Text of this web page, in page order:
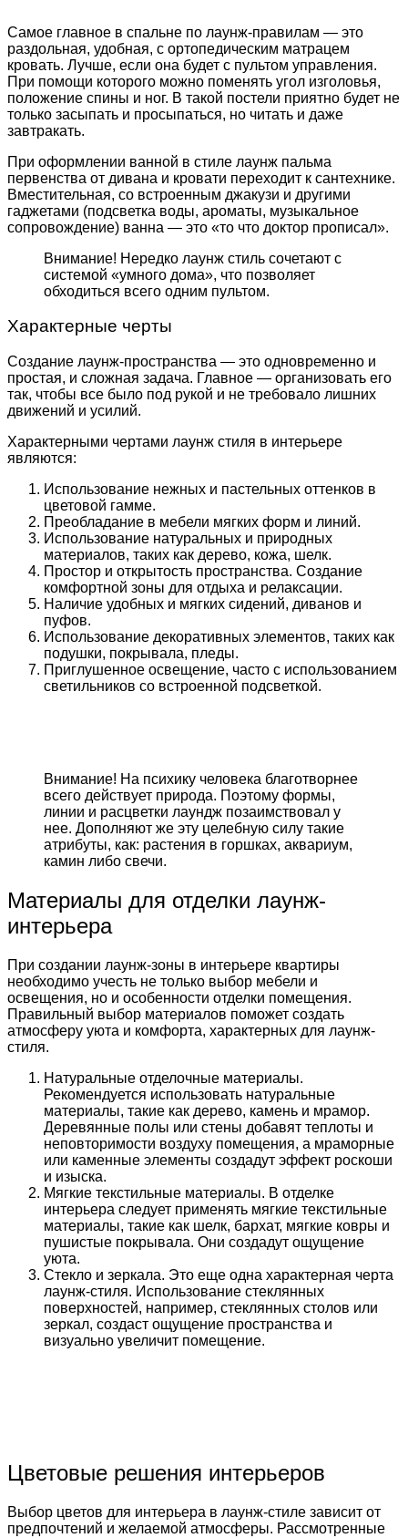
Самое главное в спальне по лаунж-правилам — это
раздольная, удобная, с ортопедическим матрацем
кровать. Лучше, если она будет с пультом управления.
При помощи которого можно поменять угол изголовья,
положение спины и ног. В такой постели приятно будет не
только засыпать и просыпаться, но читать и даже
завтракать.
При оформлении ванной в стиле лаунж пальма
первенства от дивана и кровати переходит к сантехнике.
Вместительная, со встроенным джакузи и другими
гаджетами (подсветка воды, ароматы, музыкальное
сопровождение) ванна — это «то что доктор прописал».
Внимание! Нередко лаунж стиль сочетают с
системой «умного дома», что позволяет
обходиться всего одним пультом.
Характерные черты
Создание лаунж-пространства — это одновременно и
простая, и сложная задача. Главное — организовать его
так, чтобы все было под рукой и не требовало лишних
движений и усилий.
Характерными чертами лаунж стиля в интерьере
являются:
Использование нежных и пастельных оттенков в
цветовой гамме.
Преобладание в мебели мягких форм и линий.
Использование натуральных и природных
материалов, таких как дерево, кожа, шелк.
Простор и открытость пространства. Создание
комфортной зоны для отдыха и релаксации.
Наличие удобных и мягких сидений, диванов и
пуфов.
Использование декоративных элементов, таких как
подушки, покрывала, пледы.
Приглушенное освещение, часто с использованием
светильников со встроенной подсветкой.
Внимание! На психику человека благотворнее
всего действует природа. Поэтому формы,
линии и расцветки лаундж позаимствовал у
нее. Дополняют же эту целебную силу такие
атрибуты, как: растения в горшках, аквариум,
камин либо свечи.
Материалы для отделки лаунж-
интерьера
При создании лаунж-зоны в интерьере квартиры
необходимо учесть не только выбор мебели и
освещения, но и особенности отделки помещения.
Правильный выбор материалов поможет создать
атмосферу уюта и комфорта, характерных для лаунж-
стиля.
Натуральные отделочные материалы.
Рекомендуется использовать натуральные
материалы, такие как дерево, камень и мрамор.
Деревянные полы или стены добавят теплоты и
неповторимости воздуху помещения, а мраморные
или каменные элементы создадут эффект роскоши
и изыска.
Мягкие текстильные материалы. В отделке
интерьера следует применять мягкие текстильные
материалы, такие как шелк, бархат, мягкие ковры и
пушистые покрывала. Они создадут ощущение
уюта.
Стекло и зеркала. Это еще одна характерная черта
лаунж-стиля. Использование стеклянных
поверхностей, например, стеклянных столов или
зеркал, создаст ощущение пространства и
визуально увеличит помещение.
Цветовые решения интерьеров
Выбор цветов для интерьера в лаунж-стиле зависит от
предпочтений и желаемой атмосферы. Рассмотренные